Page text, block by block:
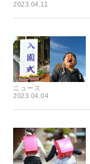
2023.04.11
ニュース
2023.04.04